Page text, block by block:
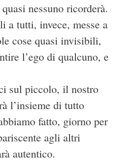
nessuno ricorderà.
a tutti, invece, messe a
cose quasi invisibili,
l’ego di qualcuno, e
sul piccolo, il nostro
l’insieme di tutto
fatto, giorno per
agli altri
autentico.